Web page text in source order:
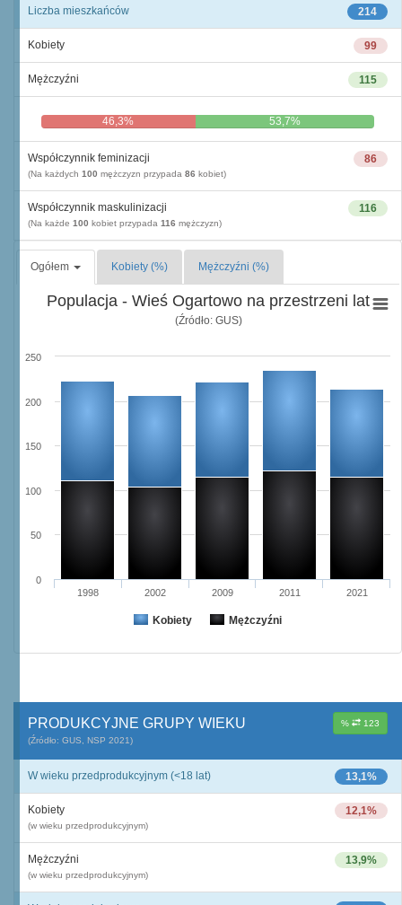
214
Liczba mieszkańców
99
Kobiety
115
Mężczyźni
46,3% 53,7%
86
Współczynnik feminizacji
(Na każdych 100 mężczyzn przypada 86 kobiet)
116
Współczynnik maskulinizacji
(Na każde 100 kobiet przypada 116 mężczyzn)
Ogółem Kobiety (%) Mężczyźni (%)
Populacja - Wieś Ogartowo na przestrzeni lat
(Źródło: GUS)
Kobiety Mężczyźni
1998 2002 2009 2011 2021
0
50
100
150
200
250
% 123
PRODUKCYJNE GRUPY WIEKU
(Źródło: GUS, NSP 2021)
13,1%
W wieku przedprodukcyjnym (<18 lat)
12,1%
Kobiety
(w wieku przedprodukcyjnym)
13,9%
Mężczyźni
(w wieku przedprodukcyjnym)